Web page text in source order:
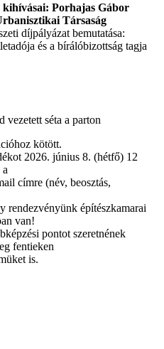
kihívásai: Porhajas Gábor
Társaság
díjpályázat bemutatása:
és a bírálóbizottság tagja
vezetett séta a parton
kötött.
2026. június 8. (hétfő) 12
címre (név, beosztás,
rendezvényünk építészkamarai
van!
pontot szeretnének
fentieken
is.